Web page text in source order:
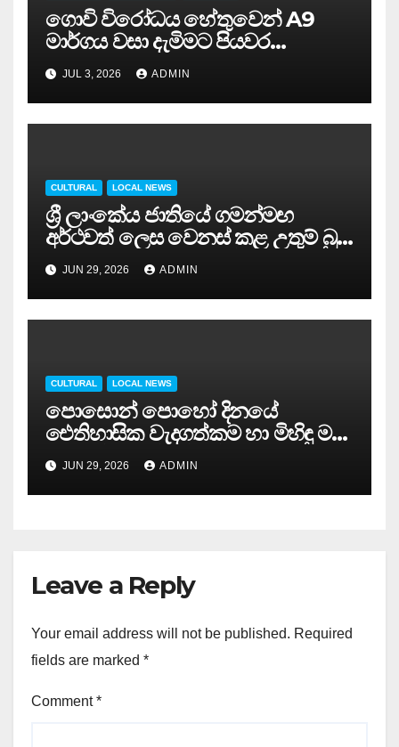
ගොවි විරෝධය හේතුවෙන් A9
මාර්ගය වසා දැමිමට පියවර…
JUL 3, 2026 ADMIN
CULTURAL LOCAL NEWS
ශ්‍රී ලාංකේය ජාතියේ ගමන්මඟ
අර්ථවත් ලෙස වෙනස් කළ උතුම් බුදු
දහම මෙරටට ලැබුණේ අද වැනි
පොසොන් පුර පසළොස්වක
පොහෝ දිනක – ජනාධිපති අනුර
කුමාර දිසානායක .
JUN 29, 2026 ADMIN
CULTURAL LOCAL NEWS
පොසොන් පොහෝ දිනයේ
ඓතිහාසික වැදගත්කම හා මිහිඳු මහ
රහතන් වහන්සේගේ ඓතිහාසික
වැඩමවීම….
JUN 29, 2026 ADMIN
Leave a Reply
Your email address will not be published. Required
fields are marked *
Comment*